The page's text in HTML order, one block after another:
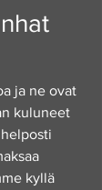
ja ne ovat
kuluneet
kyllä